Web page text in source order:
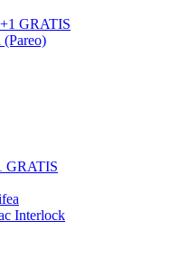
GRATIS
GRATIS
Interlock